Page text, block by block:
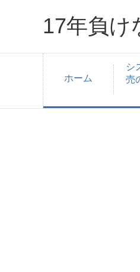
17年負
ホーム
シ
売